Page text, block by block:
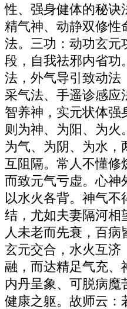
性、强身健体的秘诀
精气神、动静双修性
法。三功：动功玄元
段，自我祛邪内省功
法，外气导引致动法
采气法、手遥诊感应
智养神，实元状体强
则为神、为阳、为火
为气、为阴、为水，
互阻隔。常人不懂修
而致元气亏虚。心神
以水火各背。神气不
结，尤如夫妻隔河相
人未老而先衰，百病
玄元交合，水火互济
融，而达精足气充、
内丹呈象、可脱病魔
健康之躯。故师云：